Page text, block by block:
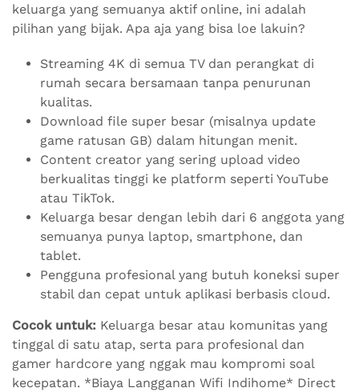
keluarga yang semuanya aktif online, ini adalah
pilihan yang bijak. Apa aja yang bisa loe lakuin?
Streaming 4K di semua TV dan perangkat di
rumah secara bersamaan tanpa penurunan
kualitas.
Download file super besar (misalnya update
game ratusan GB) dalam hitungan menit.
Content creator yang sering upload video
berkualitas tinggi ke platform seperti YouTube
atau TikTok.
Keluarga besar dengan lebih dari 6 anggota yang
semuanya punya laptop, smartphone, dan
tablet.
Pengguna profesional yang butuh koneksi super
stabil dan cepat untuk aplikasi berbasis cloud.
Cocok untuk: Keluarga besar atau komunitas yang
tinggal di satu atap, serta para profesional dan
gamer hardcore yang nggak mau kompromi soal
kecepatan. *Biaya Langganan Wifi Indihome* Direct